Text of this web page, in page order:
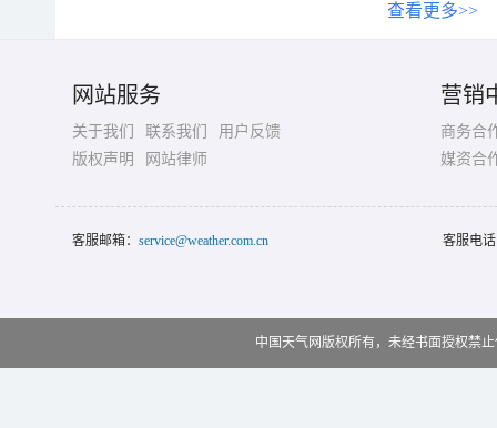
查看更多>>
网站服务
关于我们 联系我们
用户反馈
版权声明
网站律师
营销
商务合
媒资合
客服邮箱： service@weather.com.cn 客服电
中国天气网版权所有，未经书面授权